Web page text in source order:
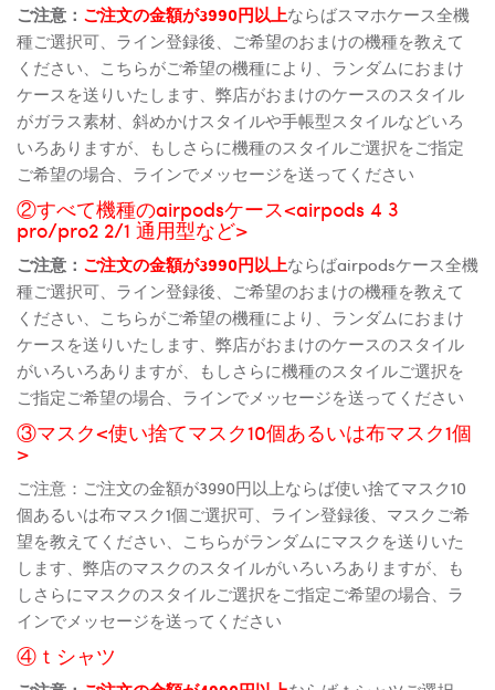
ご注意： ご注文の金額が3990円以上ならばスマホケース全機
種ご選択可、ライン登録後、ご希望のおまけの機種を教えて
ください、こちらがご希望の機種により、ランダムにおまけ
ケースを送りいたします、弊店がおまけのケースのスタイル
がガラス素材、斜めかけスタイルや手帳型スタイルなどいろ
いろありますが、もしさらに機種のスタイルご選択をご指定
ご希望の場合、ラインでメッセージを送ってください
②すべて機種のairpodsケース<airpods 4 3
pro/pro2 2/1 通用型など>
ご注意： ご注文の金額が3990円以上ならばairpodsケース全機
種ご選択可、ライン登録後、ご希望のおまけの機種を教えて
ください、こちらがご希望の機種により、ランダムにおまけ
ケースを送りいたします、弊店がおまけのケースのスタイル
がいろいろありますが、もしさらに機種のスタイルご選択を
ご指定ご希望の場合、ラインでメッセージを送ってください
③マスク<使い捨てマスク10個あるいは布マスク1個
>
ご注意：ご注文の金額が3990円以上ならば使い捨てマスク10
個あるいは布マスク1個ご選択可、ライン登録後、マスクご希
望を教えてください、こちらがランダムにマスクを送りいた
します、弊店のマスクのスタイルがいろいろありますが、も
しさらにマスクのスタイルご選択をご指定ご希望の場合、ラ
インでメッセージを送ってください
④ｔシャツ